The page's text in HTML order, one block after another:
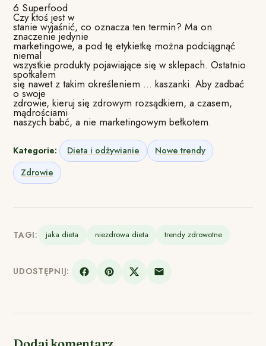
6 Superfood
Czy ktoś jest w
stanie wyjaśnić, co oznacza ten termin? Ma on
znaczenie jedynie
marketingowe, a pod tę etykietkę można podciągnąć
niemal
wszystkie produkty pojawiające się w sklepach. Ostatnio
spotkałem
się nawet z takim określeniem … kaszanki. Aby zadbać
o swoje
zdrowie, kieruj się zdrowym rozsądkiem, a czasem,
mądrościami
naszych babć, a nie marketingowym bełkotem.
Kategorie: Dieta i odżywianie
Nowe trendy
Zdrowie
TAGI: jaka dieta niezdrowa dieta trendy zdrowotne
UDOSTĘPNIJ: